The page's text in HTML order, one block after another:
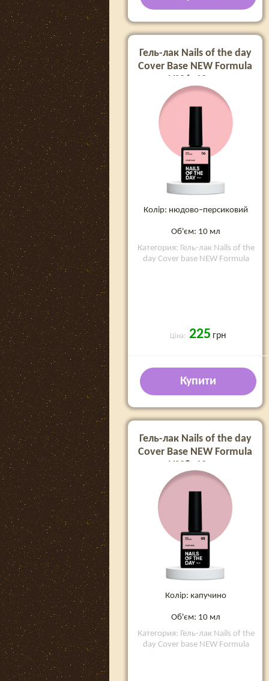
Гель-лак Nails of the day
Cover Base NEW Formula
№06, 10 мл
Колір: нюдово–персиковий
Об'єм: 10 мл
Категория: Гель-лак Nails of the
day Cover base NEW Formula
Ціна: 225 грн
Купити
Гель-лак Nails of the day
Cover Base NEW Formula
№08, 10 мл
Колір: капучино
Об'єм: 10 мл
Категория: Гель-лак Nails of the
day Cover base NEW Formula